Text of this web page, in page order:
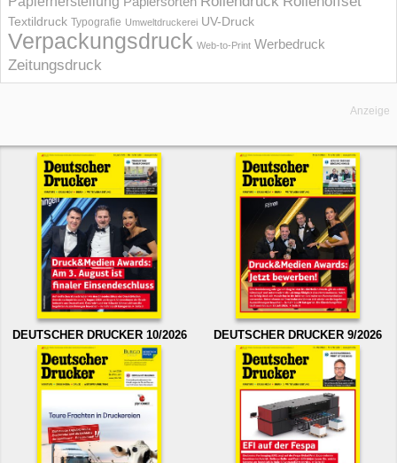
Textildruck Typografie Umweltdruckerei UV-Druck
Verpackungsdruck Web-to-Print Werbedruck
Zeitungsdruck
Anzeige
DEUTSCHER DRUCKER 10/2026 DEUTSCHER DRUCKER 9/2026